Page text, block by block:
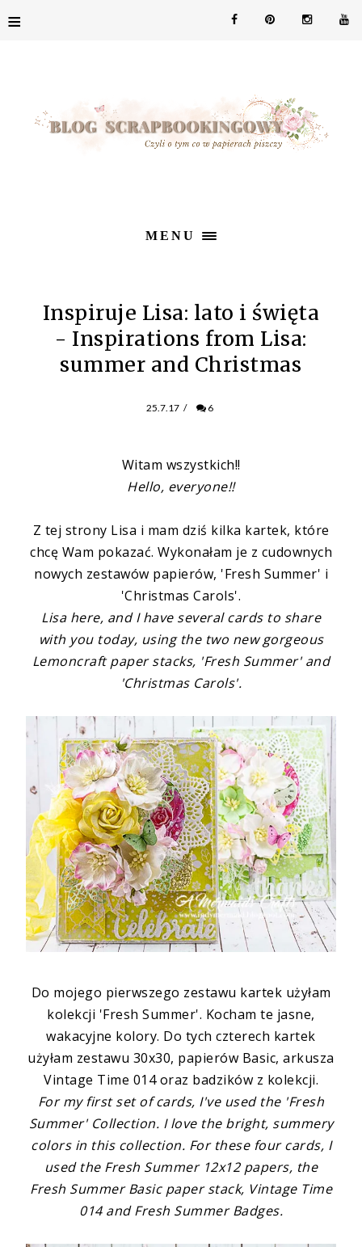
≡
MENU
Inspiruje Lisa: lato i święta
- Inspirations from Lisa:
summer and Christmas
25.7.17 / 6
Witam wszystkich!!
Hello, everyone!!
Z tej strony Lisa i mam dziś kilka kartek, które
chcę Wam pokazać. Wykonałam je z cudownych
nowych zestawów papierów, 'Fresh Summer' i
'Christmas Carols'.
Lisa here, and I have several cards to share
with you today, using the two new gorgeous
Lemoncraft paper stacks, 'Fresh Summer' and
'Christmas Carols'.
Do mojego pierwszego zestawu kartek użyłam
kolekcji 'Fresh Summer'. Kocham te jasne,
wakacyjne kolory. Do tych czterech kartek
użyłam zestawu 30x30, papierów Basic, arkusza
Vintage Time 014 oraz badzików z kolekcji.
For my first set of cards, I've used the 'Fresh
Summer' Collection. I love the bright, summery
colors in this collection. For these four cards, I
used the Fresh Summer 12x12 papers, the
Fresh Summer Basic paper stack, Vintage Time
014 and Fresh Summer Badges.